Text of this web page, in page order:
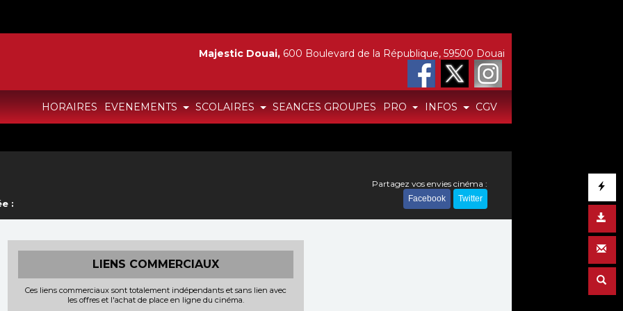
HORAIRES EVENEMENTS SCOLAIRES SEANCES GROUPES PRO INFOS CGV
Majestic Douai, 600 Boulevard de la République, 59500 Douai
:
Partagez vos envies cinéma :
Facebook Twitter
LIENS COMMERCIAUX
Ces liens commerciaux sont totalement indépendants et sans lien avec
les offres et l'achat de place en ligne du cinéma.